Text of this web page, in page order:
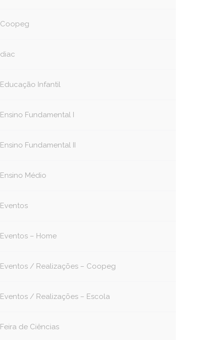
Coopeg
diac
Educação Infantil
Ensino Fundamental I
Ensino Fundamental II
Ensino Médio
Eventos
Eventos – Home
Eventos / Realizações – Coopeg
Eventos / Realizações – Escola
Feira de Ciências